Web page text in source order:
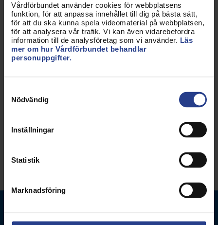
Vårdförbundet använder cookies för webbplatsens
funktion, för att anpassa innehållet till dig på bästa sätt,
för att du ska kunna spela videomaterial på webbplatsen,
för att analysera vår trafik. Vi kan även vidarebefordra
information till de analysföretag som vi använder. Läs
mer om hur Vårdförbundet behandlar
personuppgifter.
Nödvändig
Inställningar
Statistik
Marknadsföring
Uppdaterad:3 jun 2016
Röntgensjuksköterska
Arbetsmiljö